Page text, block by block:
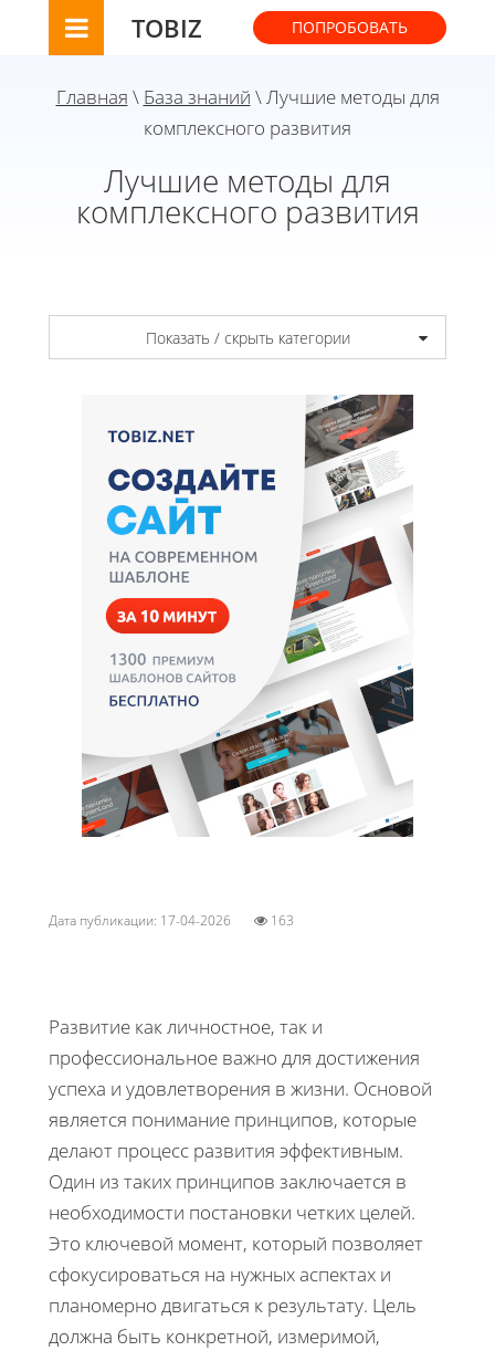
TOBIZ ПОПРОБОВАТЬ
Главная \ База знаний \ Лучшие методы для
комплексного развития
Лучшие методы для
комплексного развития
Показать / скрыть категории
Дата публикации: 17-04-2026 163
Развитие как личностное, так и
профессиональное важно для достижения
успеха и удовлетворения в жизни. Основой
является понимание принципов, которые
делают процесс развития эффективным.
Один из таких принципов заключается в
необходимости постановки четких целей.
Это ключевой момент, который позволяет
сфокусироваться на нужных аспектах и
планомерно двигаться к результату. Цель
должна быть конкретной, измеримой,